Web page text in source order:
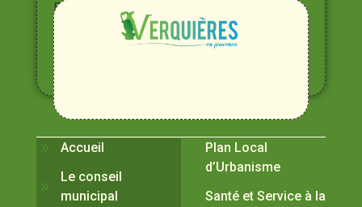
Entre
Rhône,
Alpilles
et
Durance
Accueil
Le conseil
municipal
Plan Local
d’Urbanisme
Santé et Service à la